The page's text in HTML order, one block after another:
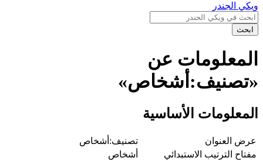
ويكي الجندر
ابحث
المعلومات عن
«تصنيف:أشخاص»
المعلومات الأساسية
عرض العنوان
تصنيف:أشخاص
مفتاح الترتيب الاستبدائي
أشخاص